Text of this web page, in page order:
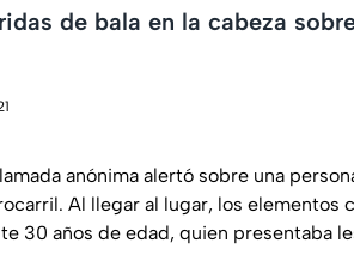
de bala en la cabeza
anónima alertó sobre una
Al llegar al lugar, los elementos
30 años de edad, quien presentaba